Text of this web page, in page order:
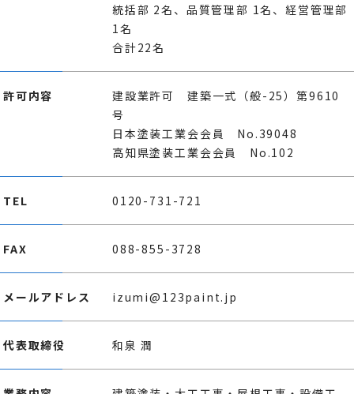
統括部 2名、品質管理部 1名、経営管理部
1名
合計22名
許可内容
建設業許可 建築一式（般-25）第9610
号
日本塗装工業会会員 No.39048
高知県塗装工業会会員 No.102
TEL 0120-731-721
FAX 088-855-3728
メールアドレス izumi@123paint.jp
代表取締役 和泉 潤